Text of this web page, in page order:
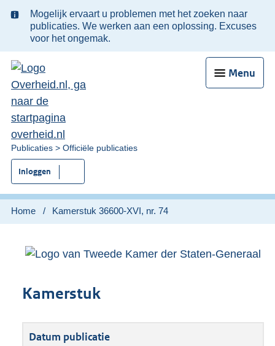
Ter
informatie:
Mogelijk ervaart u problemen met het zoeken naar
publicaties. We werken aan een oplossing. Excuses
voor het ongemak.
Menu
U
bent
nu
hier:
Publicaties Officiële publicaties
Inloggen
Home Kamerstuk 36600-XVI, nr. 74
Kamerstuk